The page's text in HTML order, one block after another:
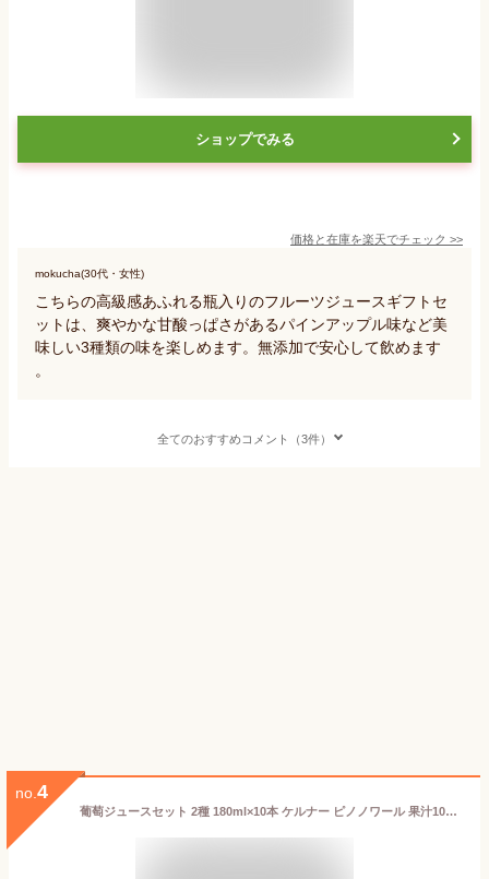
ショップでみる
価格と在庫を楽天でチェック >>
mokucha(30代・女性)
こちらの高級感あふれる瓶入りのフルーツジュースギフトセ
ットは、爽やかな甘酸っぱさがあるパインアップル味など美
味しい3種類の味を楽しめます。無添加で安心して飲めます
。
全てのおすすめコメント（3件）
no. 4
葡萄ジュースセット 2種 180ml×10本 ケルナー ピノノワール 果汁100% ぶどう フルーツジュース ストレート ジュース HG-65 お中元 ギフト